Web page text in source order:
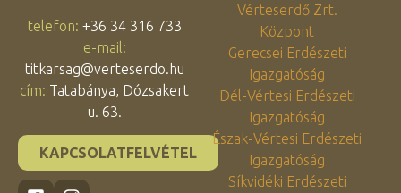
telefon: +36 34 316 733
e-mail:
titkarsag@verteserdo.hu
cím: Tatabánya, Dózsakert
u. 63.
KAPCSOLATFELVÉTEL
Vérteserdő Zrt.
Központ
Gerecsei Erdészeti
Igazgatóság
Dél-Vértesi Erdészeti
Igazgatóság
Észak-Vértesi Erdészeti
Igazgatóság
Síkvidéki Erdészeti